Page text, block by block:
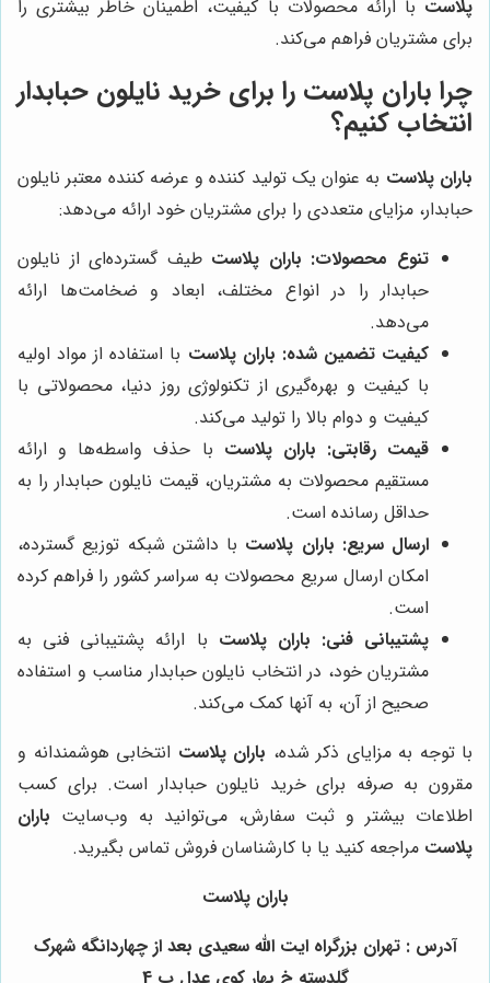
پلاست با ارائه محصولات با کیفیت، اطمینان خاطر بیشتری را
برای مشتریان فراهم می‌کند.
چرا باران پلاست را برای خرید نایلون حبابدار
انتخاب کنیم؟
باران پلاست به عنوان یک تولید کننده و عرضه کننده معتبر نایلون
حبابدار، مزایای متعددی را برای مشتریان خود ارائه می‌دهد:
تنوع محصولات: باران پلاست طیف گسترده‌ای از نایلون
حبابدار را در انواع مختلف، ابعاد و ضخامت‌ها ارائه
می‌دهد.
کیفیت تضمین شده: باران پلاست با استفاده از مواد اولیه
با کیفیت و بهره‌گیری از تکنولوژی روز دنیا، محصولاتی با
کیفیت و دوام بالا را تولید می‌کند.
قیمت رقابتی: باران پلاست با حذف واسطه‌ها و ارائه
مستقیم محصولات به مشتریان، قیمت نایلون حبابدار را به
حداقل رسانده است.
ارسال سریع: باران پلاست با داشتن شبکه توزیع گسترده،
امکان ارسال سریع محصولات به سراسر کشور را فراهم کرده
است.
پشتیبانی فنی: باران پلاست با ارائه پشتیبانی فنی به
مشتریان خود، در انتخاب نایلون حبابدار مناسب و استفاده
صحیح از آن، به آنها کمک می‌کند.
با توجه به مزایای ذکر شده، باران پلاست انتخابی هوشمندانه و
مقرون به صرفه برای خرید نایلون حبابدار است. برای کسب
اطلاعات بیشتر و ثبت سفارش، می‌توانید به وب‌سایت باران
پلاست مراجعه کنید یا با کارشناسان فروش تماس بگیرید.
باران پلاست
آدرس : تهران بزرگراه ایت الله سعیدی بعد از چهاردانگه شهرک